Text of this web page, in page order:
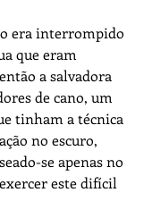
era interrompido
que eram
a salvadora
de cano, um
tinham a técnica
no escuro,
se apenas no
este difícil